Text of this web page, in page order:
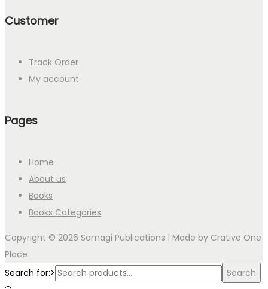
Customer
Track Order
My account
Pages
Home
About us
Books
Books Categories
Copyright © 2026 Samagi Publications | Made by Crative One
Place
Search for:>
Search